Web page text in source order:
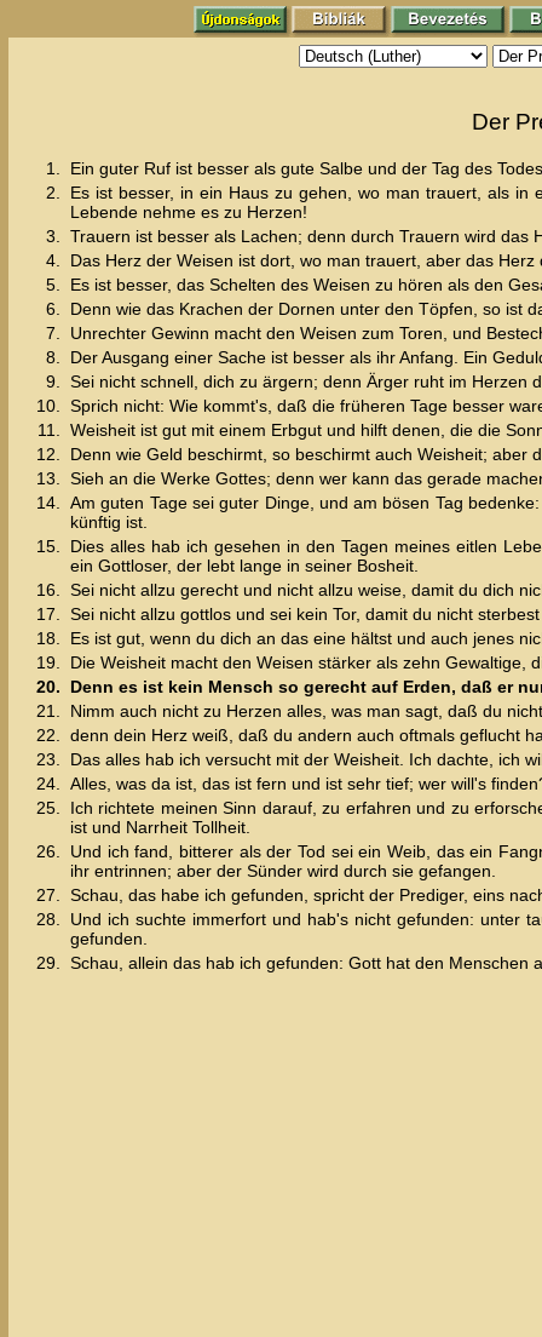
Der
1.
Ein guter Ruf ist besser als gute Salbe und der Tag des
2.
Es ist besser, in ein Haus zu gehen, wo man trauert, als
Lebende nehme es zu Herzen!
3.
Trauern ist besser als Lachen; denn durch Trauern wird das
4.
Das Herz der Weisen ist dort, wo man trauert, aber das
5.
Es ist besser, das Schelten des Weisen zu hören als den
6.
Denn wie das Krachen der Dornen unter den Töpfen, so ist
7.
Unrechter Gewinn macht den Weisen zum Toren, und
8.
Der Ausgang einer Sache ist besser als ihr Anfang. Ein
9.
Sei nicht schnell, dich zu ärgern; denn Ärger ruht im Herzen
10.
Sprich nicht: Wie kommt's, daß die früheren Tage besser
11.
Weisheit ist gut mit einem Erbgut und hilft denen, die die
12.
Denn wie Geld beschirmt, so beschirmt auch Weisheit; aber
13.
Sieh an die Werke Gottes; denn wer kann das gerade
14.
Am guten Tage sei guter Dinge, und am bösen Tag
künftig ist.
15.
Dies alles hab ich gesehen in den Tagen meines eitlen
ein Gottloser, der lebt lange in seiner Bosheit.
16.
Sei nicht allzu gerecht und nicht allzu weise, damit du dich
17.
Sei nicht allzu gottlos und sei kein Tor, damit du nicht
18.
Es ist gut, wenn du dich an das eine hältst und auch jenes
19.
Die Weisheit macht den Weisen stärker als zehn Gewaltige,
20.
Denn es ist kein Mensch so gerecht auf Erden, daß er
21.
Nimm auch nicht zu Herzen alles, was man sagt, daß du
22.
denn dein Herz weiß, daß du andern auch oftmals geflucht
23.
Das alles hab ich versucht mit der Weisheit. Ich dachte, ich
24.
Alles, was da ist, das ist fern und ist sehr tief; wer will's
25.
Ich richtete meinen Sinn darauf, zu erfahren und zu
ist und Narrheit Tollheit.
26.
Und ich fand, bitterer als der Tod sei ein Weib, das ein
ihr entrinnen; aber der Sünder wird durch sie gefangen.
27.
Schau, das habe ich gefunden, spricht der Prediger, eins
28.
Und ich suchte immerfort und hab's nicht gefunden: unter
gefunden.
29.
Schau, allein das hab ich gefunden: Gott hat den Menschen